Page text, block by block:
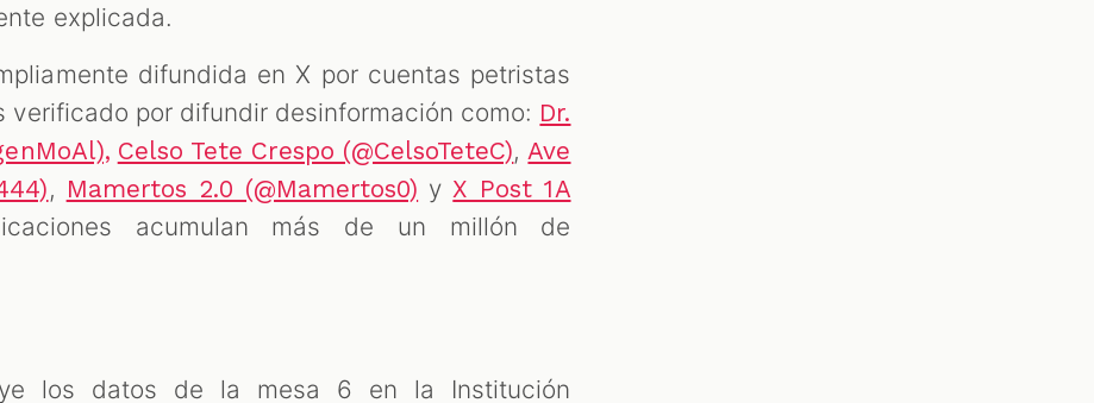
explicada.
difundida en X por cuentas petristas
verificado por difundir desinformación como: Dr.
Celso Tete Crespo (@CelsoTeteC), Ave
, Mamertos 2.0 (@Mamertos0) y X Post 1A
acumulan más de un millón de
los datos de la mesa 6 en la Institución